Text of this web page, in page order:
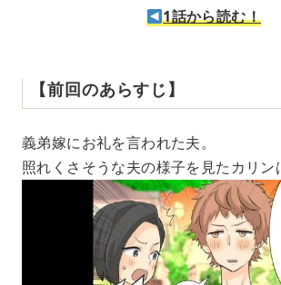
1話から読む！
【前回のあらすじ】
義弟嫁にお礼を言われた夫。
照れくさそうな夫の様子を見たカリン